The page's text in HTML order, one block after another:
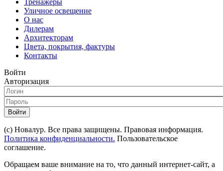
Уличное освещение
О нас
Дилерам
Архитекторам
Цвета, покрытия, фактуры
Контакты
Войти
Авторизация
Войти
(с) Новалур. Все права защищены. Правовая информация.
Политика конфиденциальности. Пользовательское
соглашение.
Обращаем ваше внимание на то, что данный интернет-сайт, а